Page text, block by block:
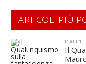
ARTICOLI PIÙ
Il